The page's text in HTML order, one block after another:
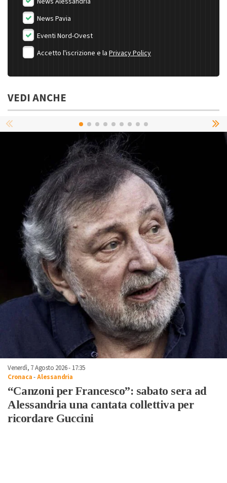
News Pavia
Eventi Nord-Ovest
Accetto l'iscrizione e la Privacy Policy
VEDI ANCHE
Venerdì, 7 Agosto 2026 - 17:35
Cronaca-Alessandria
“Canzoni per Francesco”: sabato sera ad
Alessandria una cantata collettiva per
ricordare Guccini